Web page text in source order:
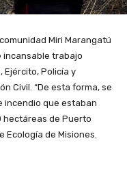
Miri Marangatú
incansable trabajo
Ejército, Policía y
Civil. “De esta forma, se
incendio que estaban
hectáreas de Puerto
Ecología de Misiones.